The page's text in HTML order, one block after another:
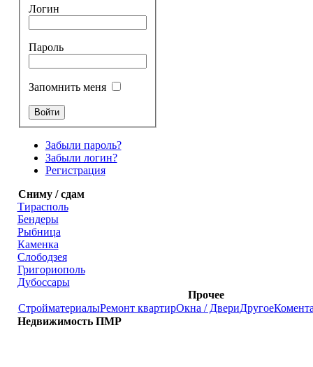
Логин
Пароль
Запомнить меня
Забыли пароль?
Забыли логин?
Регистрация
Сниму / сдам
Тирасполь
Бендеры
Рыбница
Каменка
Слободзея
Григориополь
Дубоссары
Прочее
СтройматериалыРемонт квартирОкна / ДвериДругое
Недвижимость ПМР